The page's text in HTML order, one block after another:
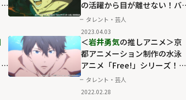
の活躍から目が離せない！バ
トルの中に笑いの要素もある
「ドラゴンボール」の面白さ
タレント・芸人
2023.04.03
＜岩井勇気の推しアニメ＞京
都アニメーション制作の水泳
アニメ「Free!」シリーズ！競
泳シーンの美しさだけじゃな
いドラマの深さを掘り下げる
タレント・芸人
2022.02.28